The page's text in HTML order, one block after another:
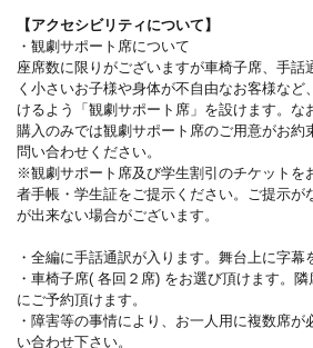
【アクセシビリティについて】
・観劇サポート席について
座席数に限りがございますが車椅子席、手話
く小さいお子様や身体が不自由なお客様など
けるよう「観劇サポート席」を設けます。な
購入のみでは観劇サポート席のご用意がお約
問い合わせください。
※観劇サポート席及び学生割引のチケットを
者手帳・学生証をご提示ください。ご提示が
が出来ない場合がございます。
・全編に手話通訳が入ります。舞台上に字幕
・車椅子席( 各回２席) をお選び頂けます。
にご予約頂けます。
・障害等の事情により、お一人用に複数席
い合わせ下さい。